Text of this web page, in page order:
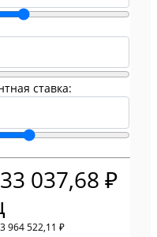
ставка:
33 037,68 ₽
3 964 522,11 ₽